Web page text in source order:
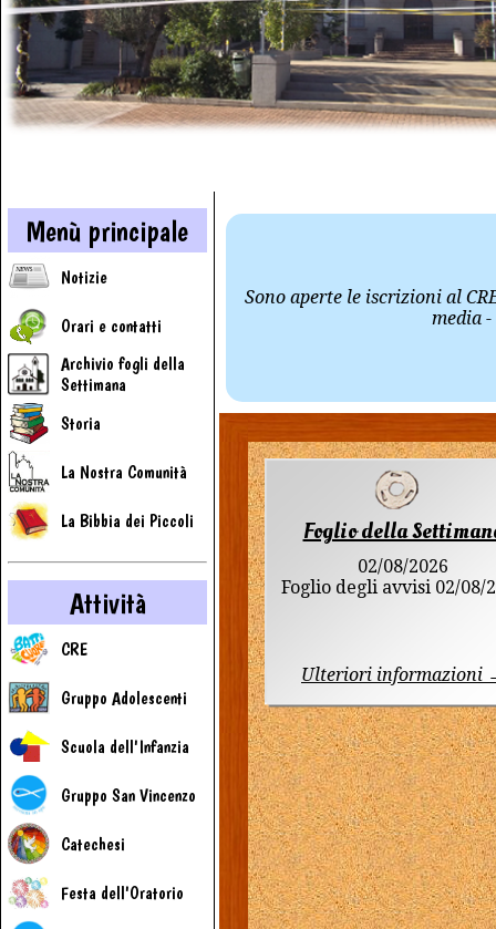
Menù principale
Notizie
Orari e contatti
Archivio fogli della
Settimana
Storia
La Nostra Comunità
La Bibbia dei Piccoli
Attività
CRE
Gruppo Adolescenti
Scuola dell'Infanzia
Gruppo San Vincenzo
Catechesi
Festa dell'Oratorio
Sono aperte le iscrizioni al
media
Foglio della
02/08/2026
Foglio degli avvisi 02/08/
Ulteriori informazioni